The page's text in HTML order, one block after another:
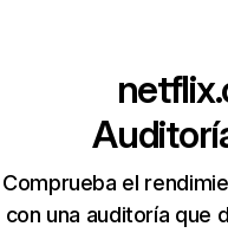
Comprueba el
con una auditoría que